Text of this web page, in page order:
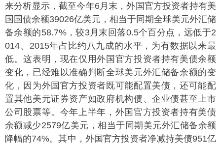
来分析显示，截至今年6月末，外国官方投资者持有美
国国债余额39026亿美元，相当于同期全球美元外汇储
备余额的58.7%，较3月末回落0.5个百分点，远低于2
014、2015年占比约八九成的水平，为有数据以来最
低。这表明，现在仅用外国官方投资者持有美债余额
变化，已经难以准确判断全球美元外汇储备余额的变
化，因为外国官方投资者既可能配置美债，还可能配
置其他美元证券资产如政府机构债、企业债甚至上市
公司股票等。今年上半年，外国官方投资者持有美债
余额减少2579亿美元，相当于同期美元外汇储备余额
降幅的74%。其中，外国官方投资者净减持美债951亿